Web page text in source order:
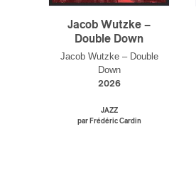
Jacob Wutzke –
Double Down
Jacob Wutzke – Double
Down
2026
JAZZ
par Frédéric Cardin